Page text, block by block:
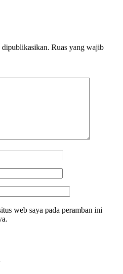
Ruas yang wajib
web saya pada peramban ini